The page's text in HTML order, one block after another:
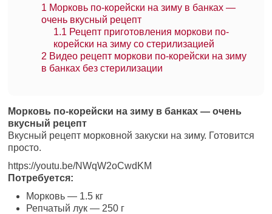
1 Морковь по-корейски на зиму в банках —
очень вкусный рецепт
1.1 Рецепт приготовления моркови по-
корейски на зиму со стерилизацией
2 Видео рецепт моркови по-корейски на зиму
в банках без стерилизации
Морковь по-корейски на зиму в банках — очень
вкусный рецепт
Вкусный рецепт морковной закуски на зиму. Готовится
просто.
https://youtu.be/NWqW2oCwdKM
Потребуется:
Морковь — 1.5 кг
Репчатый лук — 250 г